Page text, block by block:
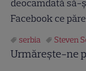
deocamdată să-
Facebook ce
serbia Steven
Urmărește-ne